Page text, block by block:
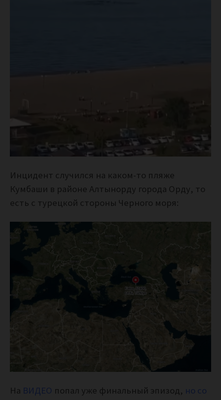
Инцидент случился на каком-то пляже
Кумбаши в районе Алтынорду города Орду, то
есть с турецкой стороны Черного моря:
На ВИДЕО попал уже финальный эпизод, но со